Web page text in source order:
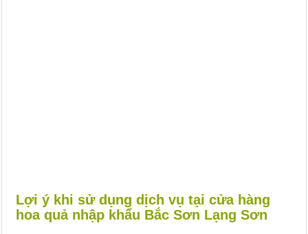
Lợi ý khi sử dụng dịch vụ tại cửa hàng
hoa quả nhập khẩu Bắc Sơn Lạng Sơn